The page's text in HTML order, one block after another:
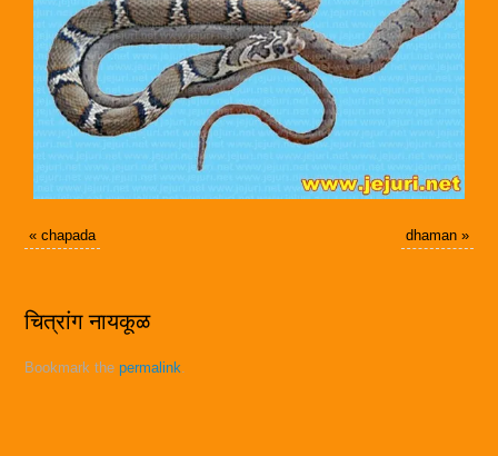
« chapada dhaman »
चित्रांग नायकूळ
Bookmark the permalink.